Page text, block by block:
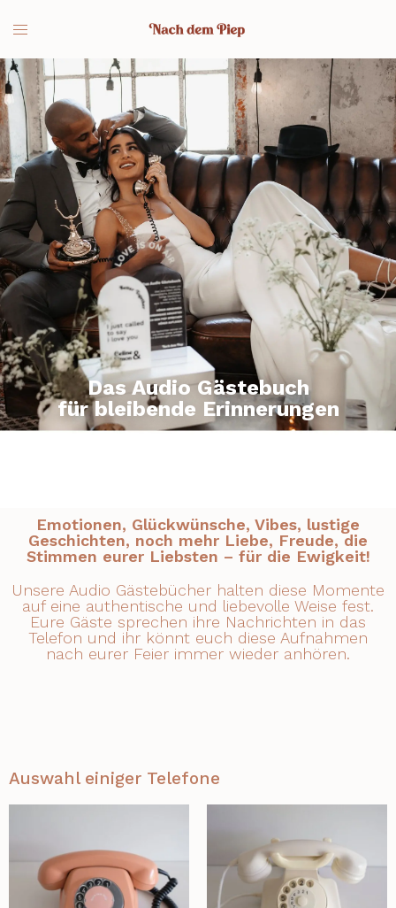
Das Audio Gästebuch
für bleibende Erinnerungen
Emotionen, Glückwünsche, Vibes, lustige
Geschichten, noch mehr Liebe, Freude, die
Stimmen eurer Liebsten – für die Ewigkeit!
Unsere Audio Gästebücher halten diese Momente
auf eine authentische und liebevolle Weise fest.
Eure Gäste sprechen ihre Nachrichten in das
Telefon und ihr könnt euch diese Aufnahmen
nach eurer Feier immer wieder anhören.
Auswahl einiger Telefone